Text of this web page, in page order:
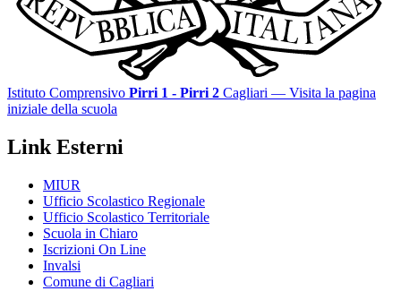
Istituto Comprensivo Pirri 1 - Pirri 2 Cagliari — Visita la pagina
iniziale della scuola
Link Esterni
MIUR
Ufficio Scolastico Regionale
Ufficio Scolastico Territoriale
Scuola in Chiaro
Iscrizioni On Line
Invalsi
Comune di Cagliari